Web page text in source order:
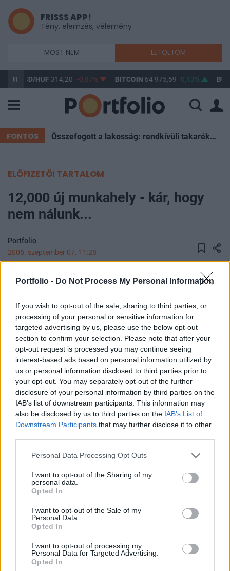
Portfolio - Do Not Process My Personal Information
If you wish to opt-out of the sale, sharing to third parties, or
processing of your personal or sensitive information for
targeted advertising by us, please use the below opt-out
section to confirm your selection. Please note that after your
opt-out request is processed you may continue seeing
interest-based ads based on personal information utilized by
us or personal information disclosed to third parties prior to
your opt-out. You may separately opt-out of the further
disclosure of your personal information by third parties on the
IAB’s list of downstream participants. This information may
also be disclosed by us to third parties on the IAB’s List of
Downstream Participants that may further disclose it to other
Personal Data Processing Opt Outs
I want to opt-out of the Sharing of my
personal data.
Opted In
I want to opt-out of the Sale of my
Personal Data.
Opted In
I want to opt-out of processing my
Personal Data for Targeted Advertising.
Opted In
FRISSS APP!
Tény, elemzés, vélemény
MOST NEM LETÖLTÖM
USD/HUF314,20 -0,87% BITCOIN64 975,59 0,13% BUX
FONTOS Összefogott a lakosság: rendkívüli takarékosság mentette meg Magyarországot a sötétségtől
ELŐFIZETŐI TARTALOM
12,000 új munkahely - kár, hogy
nem nálunk...
Portfolio
2005. szeptember 07. 11:28
A világ második legnagyobb LCD képernyő-
befektetni 2011-ig Lengyelországban. Az újonnan
felállítandó LCD modul gyár 2006-ban kezdődő
építésére még ebben a hónapban leánycéget
állítanak fel, a termelés pedig 2007 első felétől
kezdődhet meg a dél-lengyelországi Wroclaw-
ban.
A befektetésről szóló szerződést a lengyel kormány és a
cég hamarosan aláírja, ezzel az LG.Philips lesz a világ első
LCD gyártója, mely üzemet állít fel Európában. A gyártósor
induló kapacitása 3 millió modul/év, majd a folyamatos
bővítik. A szalagokról Lengyelországban nagyképernyős
A keresett cikk a portfolio.hu hírarchívumához
tartozik, melynek olvasása előfizetéses
regisztrációhoz kötött.
Az előfizetés a következőket tartalmazza: